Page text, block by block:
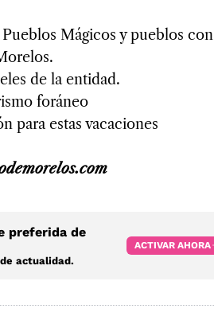
Mágicos y pueblos con
de la entidad.
foráneo
para estas vacaciones
preferida de
actualidad.
ACTIVAR AHORA